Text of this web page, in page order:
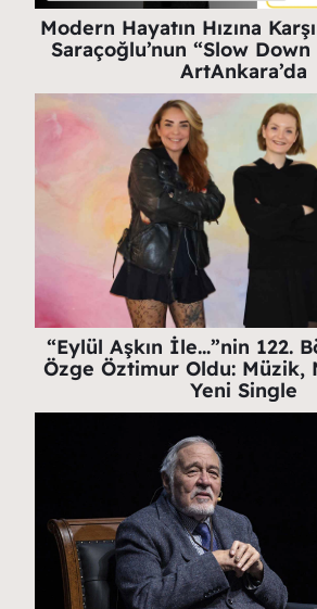
Modern Hayatın Hızına
Saraçoğlu’nun “Slow
ArtAnkara’da
“Eylül Aşkın İle…”nin 122.
Özge Öztimur Oldu: Müzik,
Yeni Single